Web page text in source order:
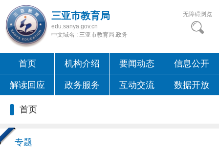
三亚市教育局
edu.sanya.gov.cn
中文域名 : 三亚市教育局.政务
无障碍浏览
首页 机构介绍 要闻动态 信息公开
解读回应 政务服务 互动交流 数据开放
首页
专题